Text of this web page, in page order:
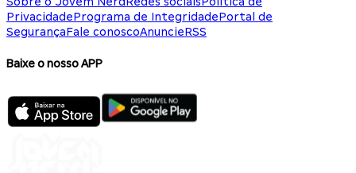
PrivacidadePrograma de IntegridadePortal de
SegurançaFale conoscoAnuncieRSS
Baixe o nosso APP